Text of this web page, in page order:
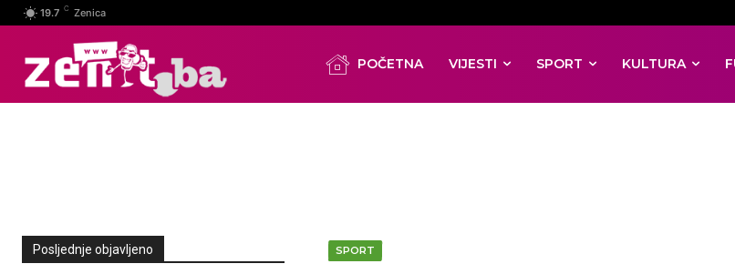
19.7 C Zenica
POČETNA VIJESTI SPORT KULTURA
Posljednje objavljeno SPORT